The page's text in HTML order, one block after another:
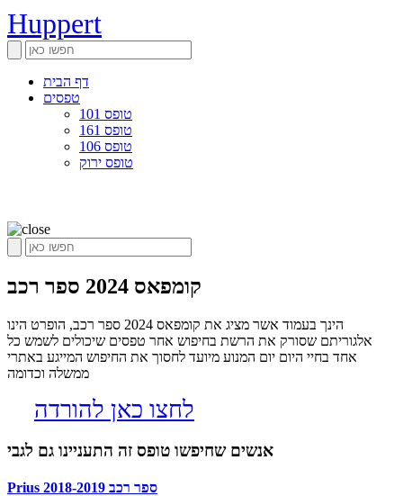
Huppert
דף הבית
טפסים
טופס 101
טופס 161
טופס 106
טופס ירוק
קומפאס 2024 ספר רכב
הינך בעמוד אשר מציג את קומפאס 2024 ספר רכב, הופרט הינו
אלגוריתם שסורק את הרשת בחיפוש אחר טפסים שיכולים לשמש כל
אחד בחיי היום יום המנוע מיועד לחסוך את החיפוש המייגע באתרי
ממשלה וכדומה
לחצו כאן להורדה
אנשים שחיפשו טופס זה התעניינו גם לגבי
Prius 2018-2019 ספר רכב